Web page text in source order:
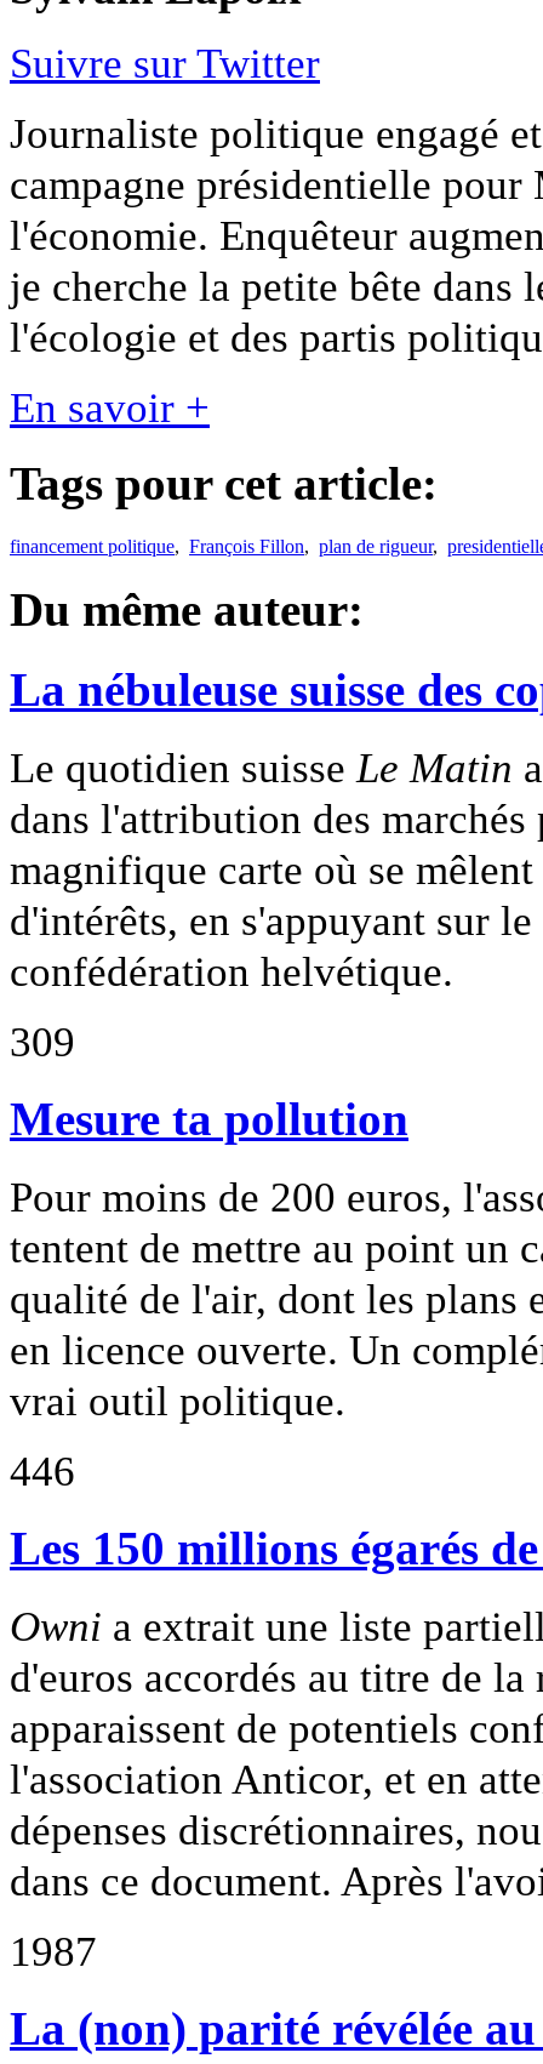
Suivre sur Twitter
Journaliste politique engagé
campagne présidentielle
l'économie. Enquêteur
je cherche la petite bête dans
l'écologie et des partis
En savoir +
Tags pour cet article:
financement politique, François Fillon, plan de rigueur,
Du même auteur:
La nébuleuse suisse des
Le quotidien suisseLe Matin
dans l'attribution des
magnifique carte où se
d'intérêts, en s'appuyant sur
confédération helvétique.
309
Mesure ta pollution
Pour moins de 200 euros,
tentent de mettre au point un
qualité de l'air, dont les plans
en licence ouverte. Un
vrai outil politique.
446
Les 150 millions égarés
Owni a extrait une liste
d'euros accordés au titre de
apparaissent de potentiels
l'association Anticor, et en
dépenses discrétionnaires,
dans ce document. Après
1987
La (non) parité révélée au